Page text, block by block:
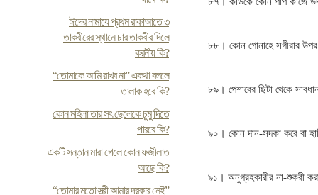
ঈদের নামাযে প্রথম রাকাআতে ৩
তাকবীরের স্থানে চার তাকবীর দিলে
করনীয় কি?
“তোমাকে আমি রাখব না” একথা বললে
তালাক হবে কি?
কোন মহিলা তার সৎ ছেলেকে চুমু দিতে
পারবে কি?
একটি সন্তান মারা গেলে কোন ফজীলাত
আছে কি?
“তোমার মতো স্ত্রী আমার দরকার নেই”
৮৮। কোন গোনাহে সগীরার
৮৯। পেশাবের ছিটা থেকে
৯০। কোন দান-সদকা করে বা
৯১। অনুগ্রহকারীর না-শুকরী